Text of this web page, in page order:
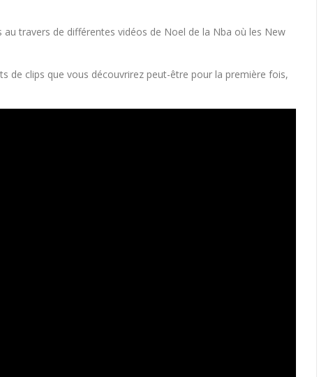
travers de différentes vidéos de Noel de la Nba où les New
de clips que vous découvrirez peut-être pour la première fois,